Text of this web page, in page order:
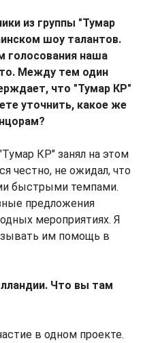
из группы "Тумар
шоу талантов.
голосования наша
Между тем один
что "Тумар КР"
уточнить, какое же
КР" занял на этом
честно, не ожидал, что
быстрыми темпами.
предложения
мероприятиях. Я
им помощь в
Что вы там
в одном проекте.